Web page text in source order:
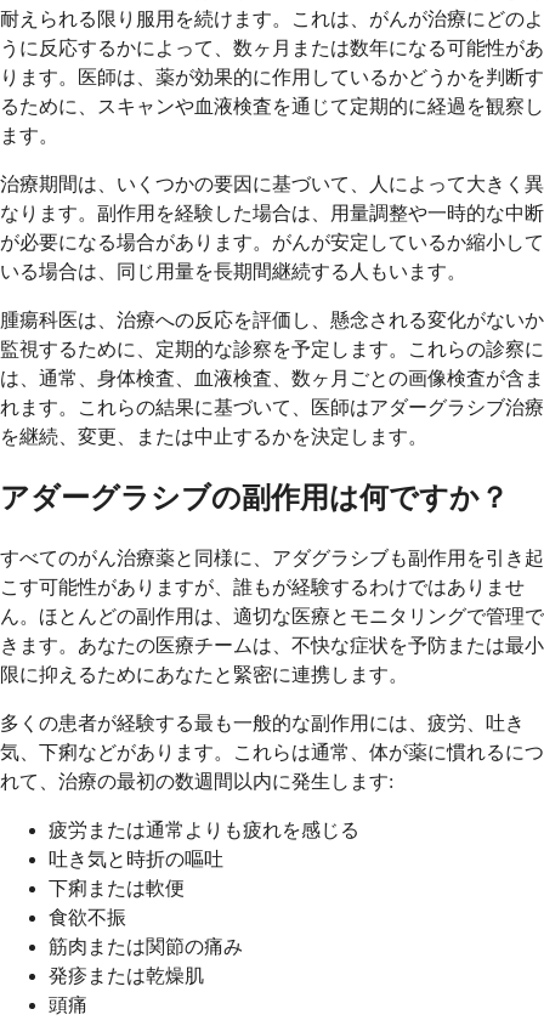
耐えられる限り服用を続けます。これは、がんが治療にどのよ
うに反応するかによって、数ヶ月または数年になる可能性があ
ります。医師は、薬が効果的に作用しているかどうかを判断す
るために、スキャンや血液検査を通じて定期的に経過を観察し
ます。
治療期間は、いくつかの要因に基づいて、人によって大きく異
なります。副作用を経験した場合は、用量調整や一時的な中断
が必要になる場合があります。がんが安定しているか縮小して
いる場合は、同じ用量を長期間継続する人もいます。
腫瘍科医は、治療への反応を評価し、懸念される変化がないか
監視するために、定期的な診察を予定します。これらの診察に
は、通常、身体検査、血液検査、数ヶ月ごとの画像検査が含ま
れます。これらの結果に基づいて、医師はアダーグラシブ治療
を継続、変更、または中止するかを決定します。
アダーグラシブの副作用は何ですか？
すべてのがん治療薬と同様に、アダグラシブも副作用を引き起
こす可能性がありますが、誰もが経験するわけではありませ
ん。ほとんどの副作用は、適切な医療とモニタリングで管理で
きます。あなたの医療チームは、不快な症状を予防または最小
限に抑えるためにあなたと緊密に連携します。
多くの患者が経験する最も一般的な副作用には、疲労、吐き
気、下痢などがあります。これらは通常、体が薬に慣れるにつ
れて、治療の最初の数週間以内に発生します:
疲労または通常よりも疲れを感じる
吐き気と時折の嘔吐
下痢または軟便
食欲不振
筋肉または関節の痛み
発疹または乾燥肌
頭痛